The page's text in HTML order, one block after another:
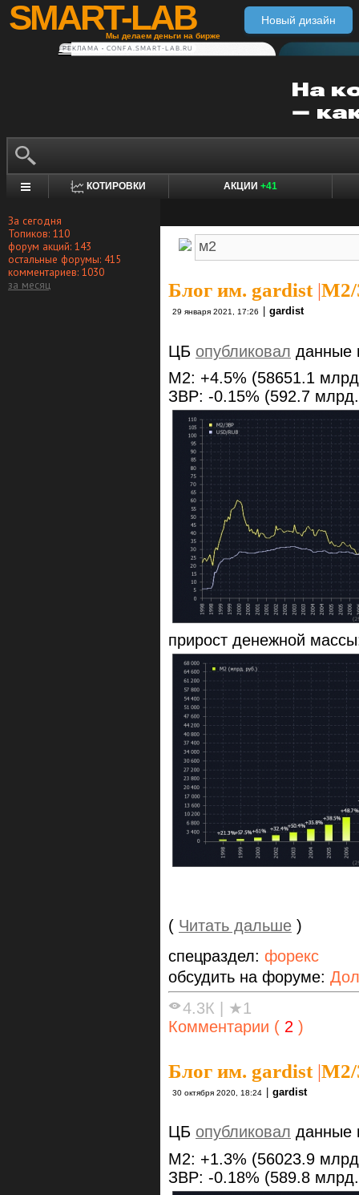
SMART-LAB
Мы делаем деньги на бирже
Новый дизайн
РЕКЛАМА • CONFA.SMART-LAB.RU
КОТИРОВКИ АКЦИИ +41
За сегодня
Топиков: 110
форум акций: 143
остальные форумы: 415
комментариев: 1030
за месяц
Блог им. gardist|М2/
29 января 2021, 17:26 gardist
ЦБ опубликовал данные
M2: +4.5% (58651.1
ЗВР: -0.15% (592.7
прирост денежной
( Читать дальше )
спецраздел: форекс
обсудить на форуме:
4.3К
★1
Комментарии ( 2 )
Блог им. gardist|М2/
30 октября 2020, 18:24 gardist
ЦБ опубликовал данные
M2: +1.3% (56023.9
ЗВР: -0.18% (589.8